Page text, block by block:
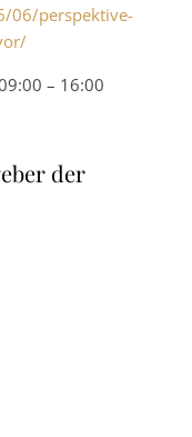
06/perspektive-
– 16:00
der